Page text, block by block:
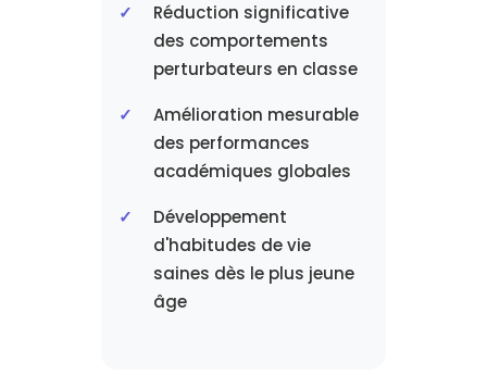
Réduction significative
des comportements
perturbateurs en classe
Amélioration mesurable
des performances
académiques globales
Développement
d'habitudes de vie
saines dès le plus jeune
âge